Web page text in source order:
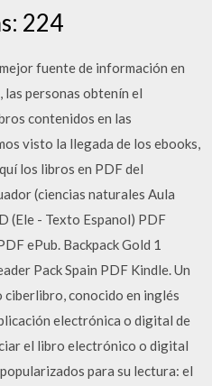
224
fuente de información en
personas obtenín el
contenidos en las
visto la llegada de los ebooks,
los libros en PDF del
(ciencias naturales Aula
(Ele - Texto Espanol) PDF
ePub. Backpack Gold 1
Pack Spain PDF Kindle. Un
conocido en inglés
electrónica o digital de
el libro electrónico o digital
para su lectura: el